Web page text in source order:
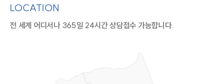
LOCATION
전 세계 어디서나 365일 24시간 상담접수 가능합니다.